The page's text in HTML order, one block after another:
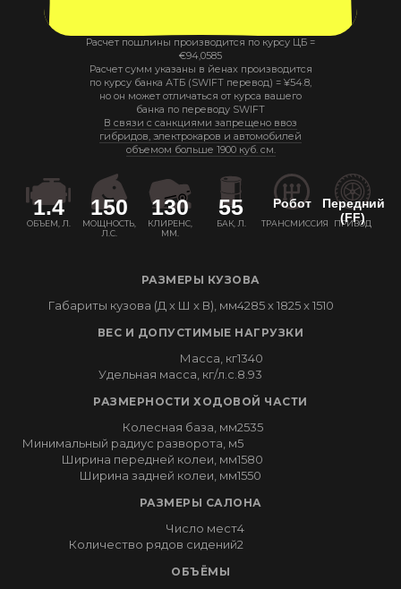
ОБЪЕМ, Л.
1.4
МОЩНОСТЬ,
Л.С.
150
КЛИРЕНС,
ММ.
130
БАК, Л.
55
ТРАНСМИССИЯ
Робот
ПРИВОД
Передний
(FF)
РАЗМЕРЫ КУЗОВА
Габариты кузова (Д x Ш x В), мм4285 x 1825 x 1510
ВЕС И ДОПУСТИМЫЕ НАГРУЗКИ
Масса, кг1340
Удельная масса, кг/л.с. 8.93
РАЗМЕРНОСТИ ХОДОВОЙ ЧАСТИ
Колесная база, мм2535
Минимальный радиус разворота, м5
Ширина передней колеи, мм1580
Ширина задней колеи, мм1550
РАЗМЕРЫ САЛОНА
Число мест4
Количество рядов сидений2
ОБЪЁМЫ
Расчет пошлины производится по курсу ЦБ =
€94,0585
Расчет сумм указаны в йенах производится
по курсу банка АТБ (SWIFT перевод) = ¥54.8,
но он может отличаться от курса вашего
банка по переводу SWIFT
В связи с санкциями запрещено ввоз
гибридов, электрокаров и автомобилей
объемом больше 1900 куб. см.